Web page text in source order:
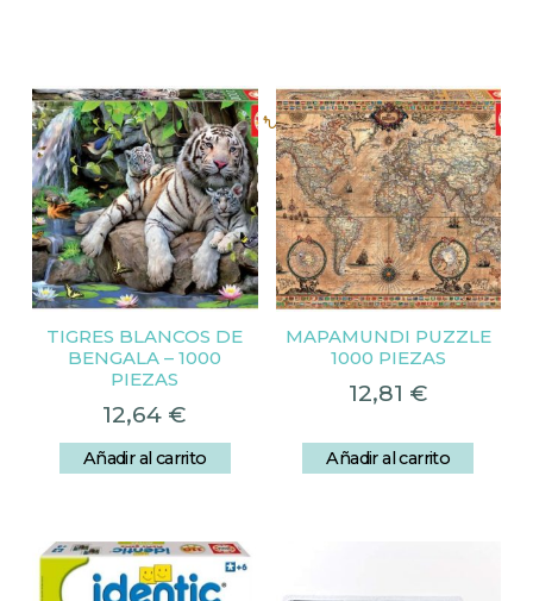
Productos relacionados
TIGRES BLANCOS DE
BENGALA – 1000
PIEZAS
12,64 €
Añadir al carrito
MAPAMUNDI PUZZLE
1000 PIEZAS
12,81 €
Añadir al carrito